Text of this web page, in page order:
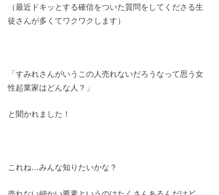
（最近ドキッとする確信をついた質問をしてくださる生
徒さんが多くてワクワクします）
「すみれさんがいうこの人売れないだろうなって思う女
性起業家はどんな人？」
と聞かれました！
これね…みんな知りたいかな？